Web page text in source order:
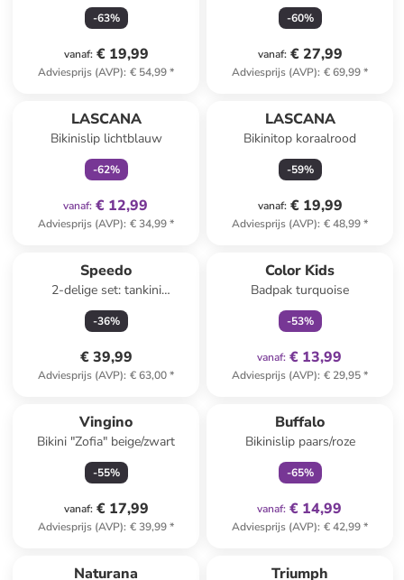
-63%
vanaf: € 19,99
Adviesprijs (AVP): € 54,99*
-60%
vanaf: € 27,99
Adviesprijs (AVP): € 69,99*
LASCANA
Bikinislip lichtblauw
-62%
vanaf: € 12,99
Adviesprijs (AVP): € 34,99*
LASCANA
Bikinitop koraalrood
-59%
vanaf: € 19,99
Adviesprijs (AVP): € 48,99*
Speedo
2-delige set: tankini
"Hyperboom"
donkerblauw/blauw
-36%
€ 39,99
Adviesprijs (AVP): € 63,00*
Color Kids
Badpak turquoise
-53%
vanaf: € 13,99
Adviesprijs (AVP): € 29,95*
Vingino
Bikini "Zofia" beige/zwart
-55%
vanaf: € 17,99
Adviesprijs (AVP): € 39,99*
Buffalo
Bikinislip paars/roze
-65%
vanaf: € 14,99
Adviesprijs (AVP): € 42,99*
Naturana Triumph